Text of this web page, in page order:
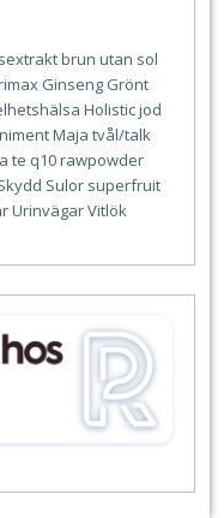
brun utan sol
Ginseng Grönt
Holisticjod
Maja tvål/talk
te q10rawpowder
Sulor superfruit
UrinvägarVitlök